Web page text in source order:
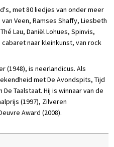
met 80 liedjes van onder meer
Veen, Ramses Shaffy, Liesbeth
Lau, Daniël Lohues, Spinvis,
cabaret naar kleinkunst, van rock
(1948), is neerlandicus. Als
met De Avondspits, Tijd
Taalstaat. Hij is winnaar van de
(1997), Zilveren
Award (2008).